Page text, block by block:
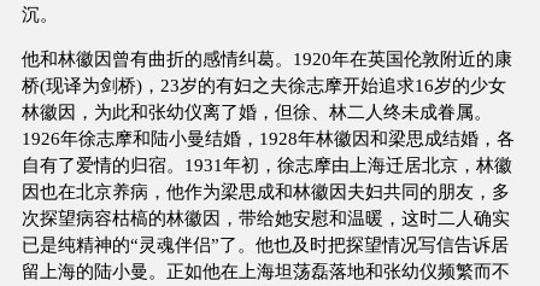
沉。
他和林徽因曾有曲折的感情纠葛。1920年在英国伦敦附近的康
桥(现译为剑桥)，23岁的有妇之夫徐志摩开始追求16岁的少女
林徽因，为此和张幼仪离了婚，但徐、林二人终未成眷属。
1926年徐志摩和陆小曼结婚，1928年林徽因和梁思成结婚，各
自有了爱情的归宿。1931年初，徐志摩由上海迁居北京，林徽
因也在北京养病，他作为梁思成和林徽因夫妇共同的朋友，多
次探望病容枯槁的林徽因，带给她安慰和温暖，这时二人确实
已是纯精神的“灵魂伴侣”了。他也及时把探望情况写信告诉居
留上海的陆小曼。正如他在上海坦荡磊落地和张幼仪频繁而不